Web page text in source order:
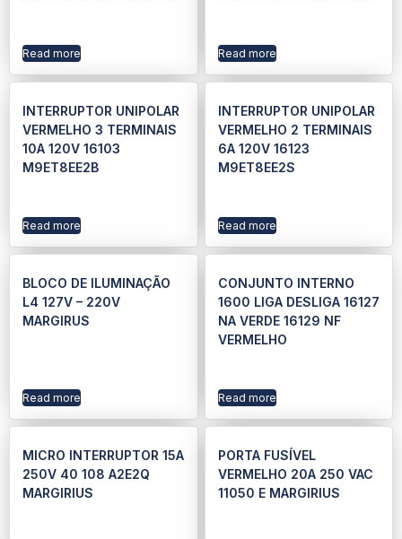
Read more Read more
INTERRUPTOR UNIPOLAR
VERMELHO 3 TERMINAIS
10A 120V 16103
M9ET8EE2B
Read more
INTERRUPTOR UNIPOLAR
VERMELHO 2 TERMINAIS
6A 120V 16123
M9ET8EE2S
Read more
BLOCO DE ILUMINAÇÃO
L4 127V – 220V
MARGIRUS
Read more
CONJUNTO INTERNO
1600 LIGA DESLIGA 16127
NA VERDE 16129 NF
VERMELHO
Read more
MICRO INTERRUPTOR 15A
250V 40 108 A2E2Q
MARGIRIUS
PORTA FUSÍVEL
VERMELHO 20A 250 VAC
11050 E MARGIRIUS